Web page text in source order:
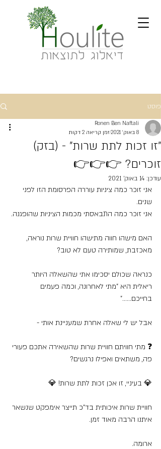
פוסט
"זו זכות לתת שרות" - (בזק)
זוכרים? 👉👉👉
Ronen Ben Naftali
8 באוק׳ 2021
זמן קריאה 2 דקות
עודכן: 14 באוק׳ 2021
אני זוכר כמה ציניות עוררה הפרסומת הזו לפני
שנים.
אני זוכר כמה התבאסתי מכמות הציניות שהופגנה.
האם מישהו חווה מתישהו חוויית שרות נוראה,
מאכזבת, שמותירה טעם לא טוב?
כנראה שכולם יסכימו אתי שהשאלה היותר
ריאלית היא "מתי לאחרונה, וכמה פעמים
בחייכם......"
אבל יש לי שאלה אחרת שמעניינת אותי -
❓ מתי חוויתם חוויית שרות שהשאירה אתכם פעורי
פה, משתאים ואפילו נרגשים?
💎 בעיניי, זו אכן זכות לתת שרות! 💎
חוויית שרות איכותית בד"כ תייצר אימפקט שנשאר
איתנו הרבה מאוד זמן.
ארומה.